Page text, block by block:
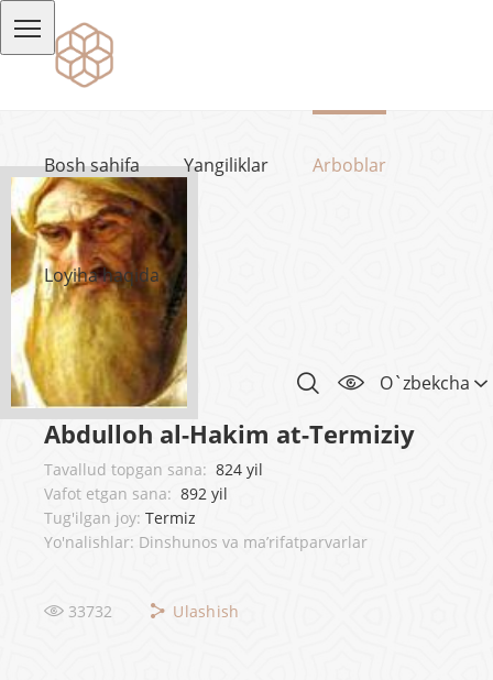
Bosh sahifa Yangiliklar Arboblar
Loyiha haqida
O`zbekcha
Abdulloh al-Hakim at-Termiziy
Tavallud topgan sana: 824 yil
Vafot etgan sana: 892 yil
Tug'ilgan joy: Termiz
Yo'nalishlar: Dinshunos va ma’rifatparvarlar
33732 Ulashish